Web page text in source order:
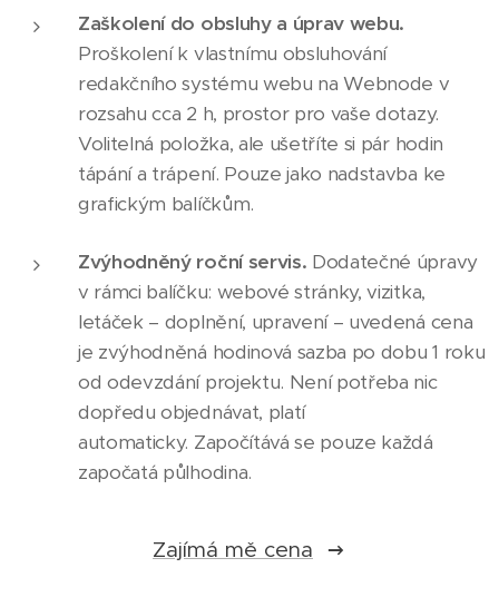
následnou roční podporu
případnou pomoc s úpravami na
webu a vytvořeného letáčku a
vizitky za zvýhodněných
cenových podmínek.
Výsledek, který bude vypadat
profesionálně. Využívám svých
darů a zkušeností tak, abychom
dosáhly co nejlepších výsledků.
To zahrnuje i práci s textem – i
když neprovádím jazykovou a
stylistickou korekturu, pracuji
podle typografických pravidel.
Jakmile uvidíte, že Váš projekt
Zaškolení do obsluhy a úprav webu.
Proškolení k vlastnímu obsluhování
redakčního systému webu na Webnode v
rozsahu cca 2 h, prostor pro vaše dotazy.
Volitelná položka, ale ušetříte si pár hodin
tápání a trápení. Pouze jako nadstavba ke
grafickým balíčkům.
Zvýhodněný roční servis. Dodatečné úpravy
v rámci balíčku: webové stránky, vizitka,
letáček – doplnění, upravení – uvedená cena
je zvýhodněná hodinová sazba po dobu 1 roku
od odevzdání projektu. Není potřeba nic
dopředu objednávat, platí
automaticky. Započítává se pouze každá
započatá půlhodina.
Zajímá mě cena